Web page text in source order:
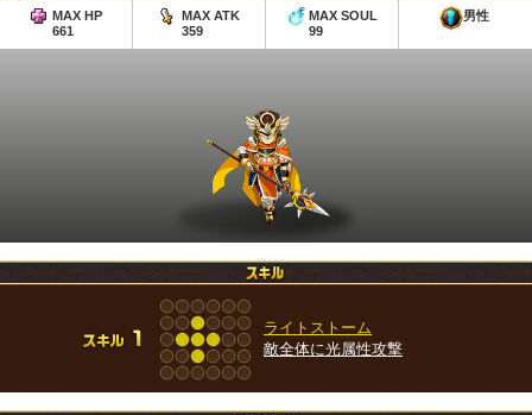
MAX HP
661
MAX ATK
359
MAX SOUL
99
男性
ライトストーム
敵全体に光属性攻撃